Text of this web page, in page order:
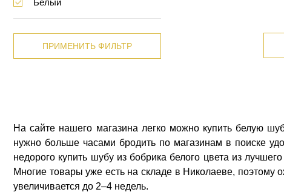
На сайте нашего магазина легко можно купить белую
нужно больше часами бродить по магазинам в поиске
недорого купить шубу из бобрика белого цвета из
Многие товары уже есть на складе в Николаеве, поэтому
увеличивается до 2–4 недель.
Белый
ПРИМЕНИТЬ ФИЛЬТР